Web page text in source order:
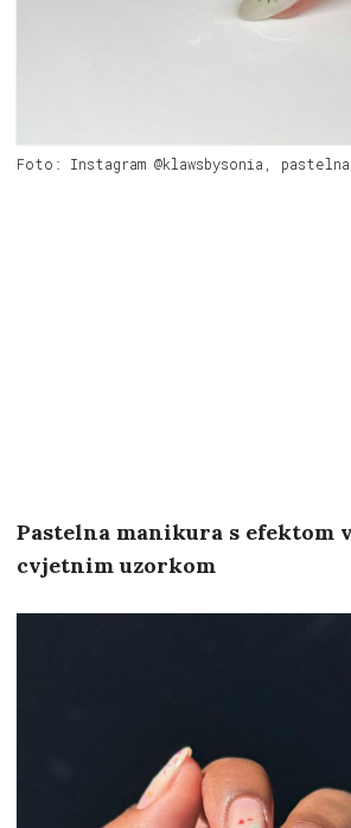
Foto: Instagram @klawsbysonia, pastelna
Pastelna manikura s efektom
cvjetnim uzorkom